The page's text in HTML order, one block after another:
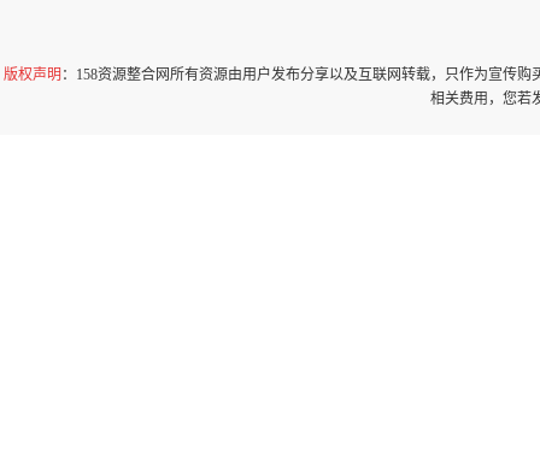
版权声明 ：158资源整合网所有资源由用户发布分享以及互联网转载，只作为宣传
相关费用，您若